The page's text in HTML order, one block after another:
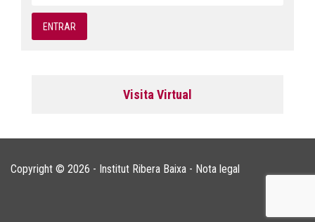
Visita Virtual
Copyright © 2026 - Institut Ribera Baixa - Nota legal